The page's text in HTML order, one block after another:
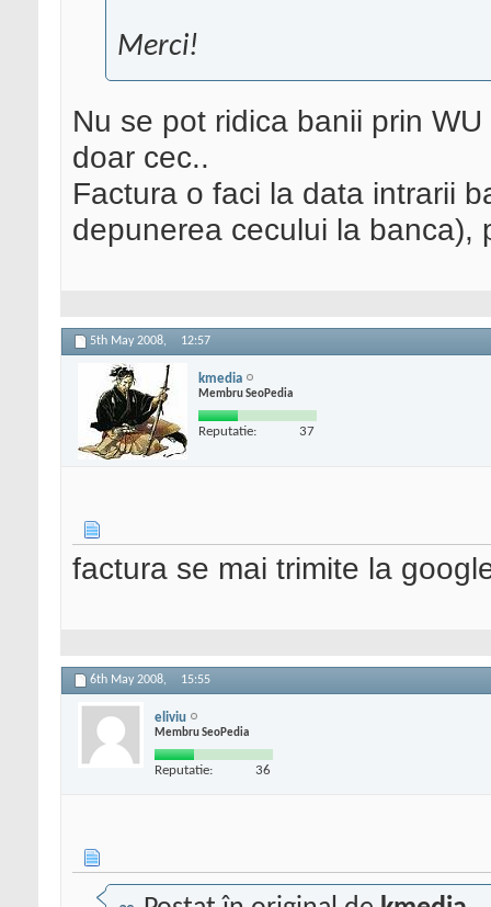
Merci!
Nu se pot ridica banii prin
doar cec..
Factura o faci la data intrarii
depunerea cecului la banca),
5th May 2008, 12:57
kmedia
Membru SeoPedia
Reputatie: 37
factura se mai trimite la
6th May 2008, 15:55
eliviu
Membru SeoPedia
Reputatie: 36